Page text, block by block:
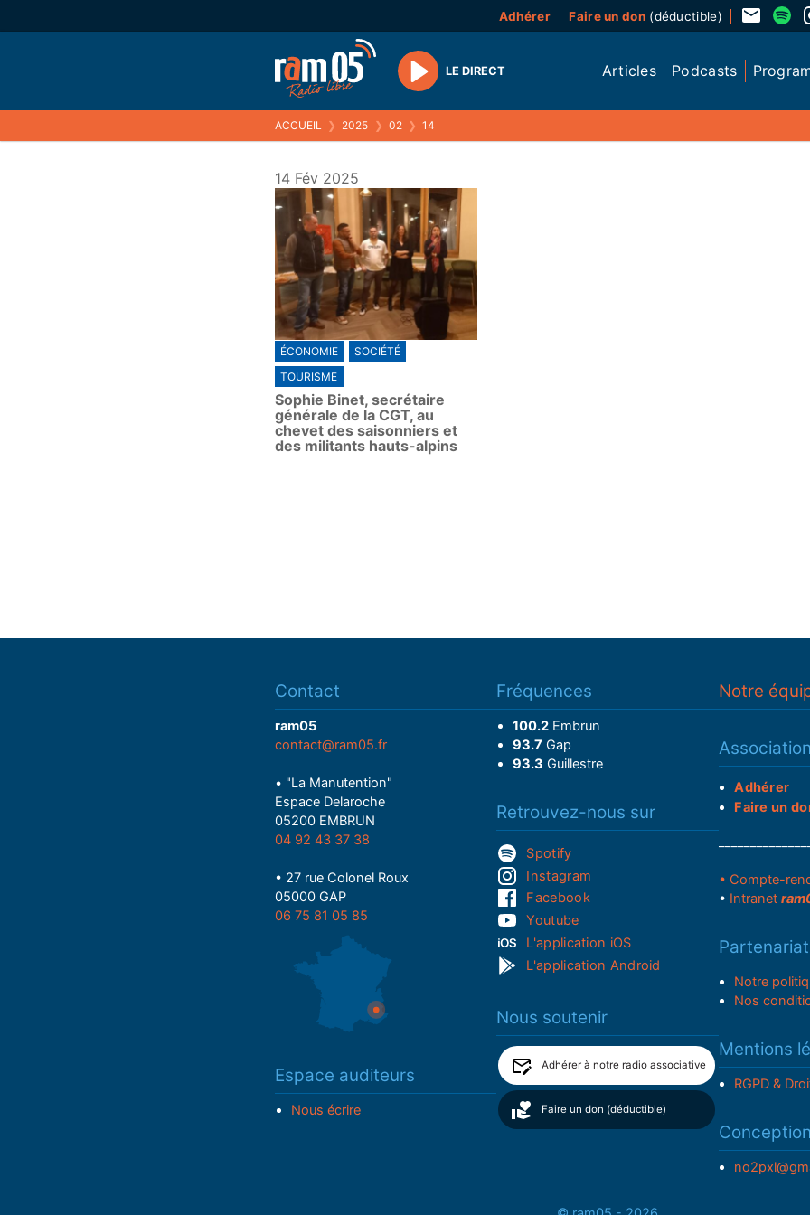
Adhérer Faire un don(déductible)
Play
LE DIRECT Articles Podcasts
ACCUEIL ❯ 2025 ❯ 02 ❯ 14
14 Fév 2025
ÉCONOMIE
SOCIÉTÉ
TOURISME
Sophie Binet, secrétaire
générale de la CGT, au
chevet des saisonniers et
des militants hauts-alpins
Contact
ram05
contact@ram05.fr
• "La Manutention"
Espace Delaroche
05200 EMBRUN
04 92 43 37 38
• 27 rue Colonel Roux
05000 GAP
06 75 81 05 85
Espace auditeurs
Nous écrire
Fréquences
100.2Embrun
93.7 Gap
93.3 Guillestre
Retrouvez-nous sur
Spotify
Instagram
Facebook
Youtube
L'application iOS
L'application Android
Nous soutenir
Adhérer à notre radio associative
Faire un don (déductible)
Notre
Association
Adhérer
Faire un
• Compte-
• Intranet
Notre
Nos
Mentions
RGPD &